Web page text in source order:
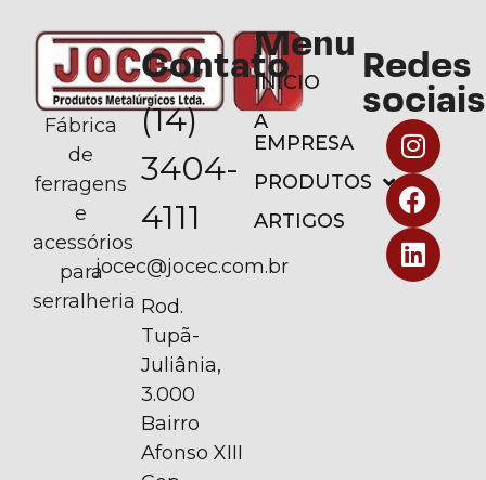
Fábrica
de
ferragens
e
acessórios
para
serralheria
Contato
(14)
3404-
4111
jocec@jocec.com.br
Rod.
Tupã-
Juliânia,
3.000
Bairro
Afonso XIII
Menu
INÍCIO
A
EMPRESA
PRODUTOS
ARTIGOS
Redes
sociais